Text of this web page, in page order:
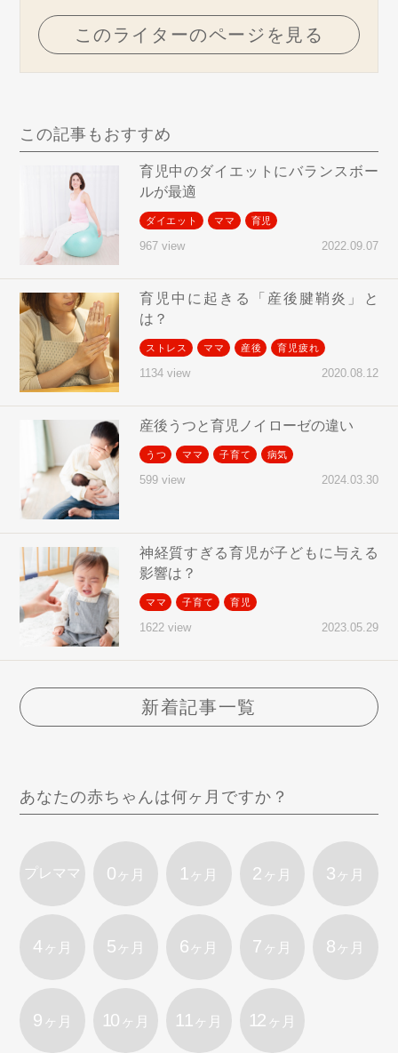
このライターのページを見る
この記事もおすすめ
育児中のダイエットにバランスボー
ルが最適
ダイエット ママ 育児
967 view 2022.09.07
育児中に起きる「産後腱鞘炎」と
は？
ストレス ママ 産後 育児疲れ
1134 view 2020.08.12
産後うつと育児ノイローゼの違い
うつ ママ 子育て 病気
599 view 2024.03.30
神経質すぎる育児が子どもに与える
影響は？
ママ 子育て 育児
1622 view 2023.05.29
新着記事一覧
あなたの赤ちゃんは何ヶ月ですか？
プレママ 0 ヶ月 1 ヶ月 2 ヶ月 3 ヶ月
4 ヶ月 5 ヶ月 6 ヶ月 7 ヶ月 8 ヶ月
9 ヶ月 10 ヶ月 11 ヶ月 12 ヶ月